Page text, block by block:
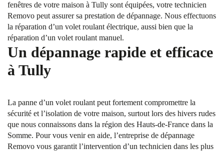
fenêtres de votre maison à Tully sont équipées, votre technicien
Removo peut assurer sa prestation de dépannage. Nous effectuons
la réparation d’un volet roulant électrique, aussi bien que la
réparation d’un volet roulant manuel.
Un dépannage rapide et efficace
à Tully
La panne d’un volet roulant peut fortement compromettre la
sécurité et l’isolation de votre maison, surtout lors des hivers rudes
que nous connaissons dans la région des Hauts-de-France dans la
Somme. Pour vous venir en aide, l’entreprise de dépannage
Removo vous garantit l’intervention d’un technicien dans les plus